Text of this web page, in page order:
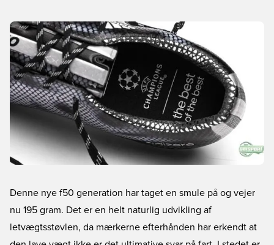
Denne nye f50 generation har taget en smule på og vejer
nu 195 gram. Det er en helt naturlig udvikling af
letvægtsstøvlen, da mærkerne efterhånden har erkendt at